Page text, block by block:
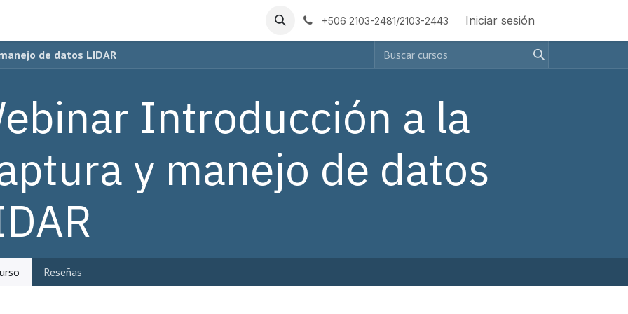
+506 2103-2481/2103-2443 Iniciar sesión
de datos LIDAR
Introducción a la
y manejo de datos
Reseñas